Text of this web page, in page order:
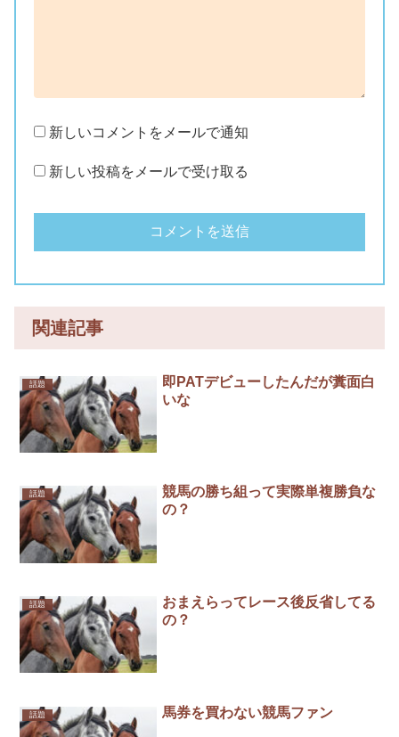
新しいコメントをメールで通知
新しい投稿をメールで受け取る
関連記事
話題
即PATデビューしたんだが糞面白
いな
話題
競馬の勝ち組って実際単複勝負な
の？
話題
おまえらってレース後反省してる
の？
話題 馬券を買わない競馬ファン